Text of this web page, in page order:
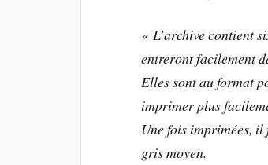
« L’archive contient
entreront facilement
Elles sont au format
imprimer plus
Une fois imprimées, il
gris moyen.